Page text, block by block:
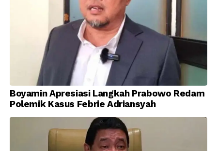
Boyamin Apresiasi Langkah Prabowo Redam
Polemik Kasus Febrie Adriansyah